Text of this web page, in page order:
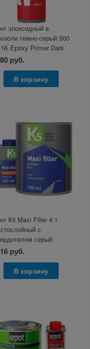
эпоксидный в
темно-серый 500
Epoxy Primer Dark
А1руб.
В корзину
К5 Maxi Filler 4:1
с
серый
мл
руб.
В корзину